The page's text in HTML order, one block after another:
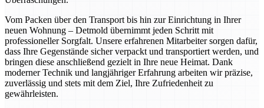
Vom Packen über den Transport bis hin zur Einrichtung in Ihrer
neuen Wohnung – Detmold übernimmt jeden Schritt mit
professioneller Sorgfalt. Unsere erfahrenen Mitarbeiter sorgen dafür,
dass Ihre Gegenstände sicher verpackt und transportiert werden, und
bringen diese anschließend gezielt in Ihre neue Heimat. Dank
moderner Technik und langjähriger Erfahrung arbeiten wir präzise,
zuverlässig und stets mit dem Ziel, Ihre Zufriedenheit zu
gewährleisten.